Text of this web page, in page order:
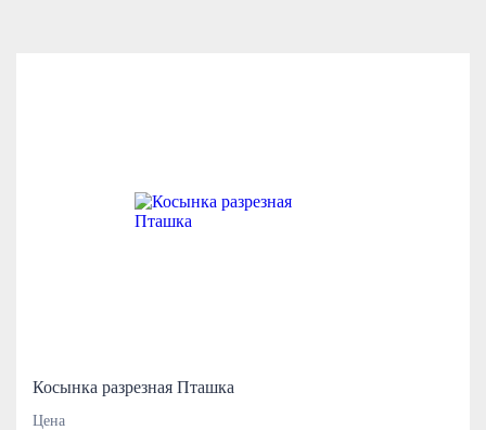
Косынка разрезная Пташка
Цена